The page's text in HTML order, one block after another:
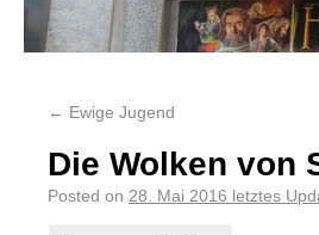
← Ewige Jugend
Die Wolken von
Posted on 28. Mai 2016 letztes